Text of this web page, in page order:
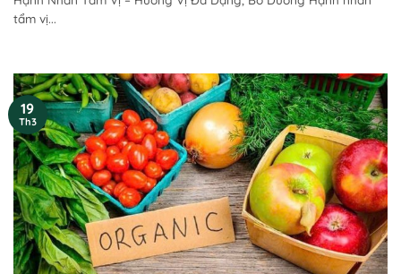
tẩm vị...
19
Th3